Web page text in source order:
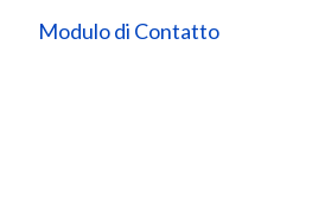
Modulo di Contatto